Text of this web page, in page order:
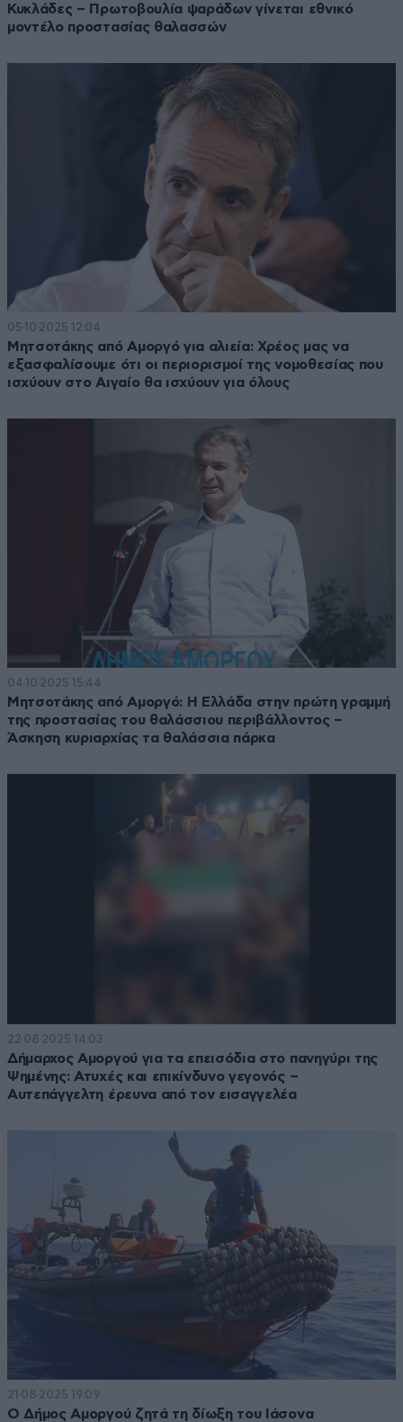
Κυκλάδες – Πρωτοβουλία ψαράδων γίνεται εθνικό
μοντέλο προστασίας θαλασσών
05·10·2025 12:04
Μητσοτάκης από Αμοργό για αλιεία: Χρέος μας να
εξασφαλίσουμε ότι οι περιορισμοί της νομοθεσίας που
ισχύουν στο Αιγαίο θα ισχύουν για όλους
04·10·2025 15:44
Μητσοτάκης από Αμοργό: Η Ελλάδα στην πρώτη γραμμή
της προστασίας του θαλάσσιου περιβάλλοντος –
Άσκηση κυριαρχίας τα θαλάσσια πάρκα
22·08·2025 14:03
Δήμαρχος Αμοργού για τα επεισόδια στο πανηγύρι της
Ψημένης: Ατυχές και επικίνδυνο γεγονός –
Αυτεπάγγελτη έρευνα από τον εισαγγελέα
21·08·2025 19:09
O Δήμος Αμοργού ζητά τη δίωξη του Ιάσονα